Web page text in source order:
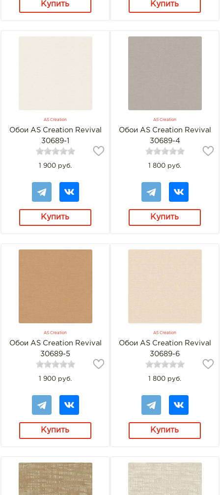
Купить Купить
AS Creation
Обои AS Creation Revival
30689-1
1 900 руб.
Купить
AS Creation
Обои AS Creation Revival
30689-4
1 800 руб.
Купить
AS Creation
Обои AS Creation Revival
30689-5
1 900 руб.
Купить
AS Creation
Обои AS Creation Revival
30689-6
1 800 руб.
Купить